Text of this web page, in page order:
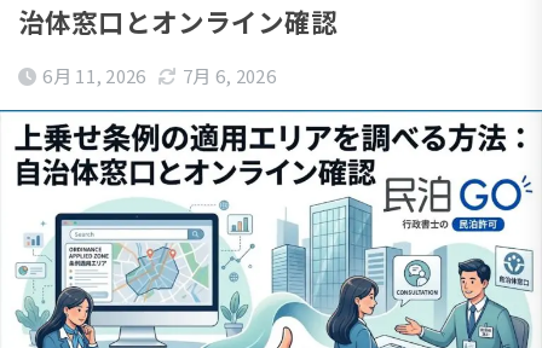
治体窓口とオンライン確認
6月 11, 2026 7月 6, 2026